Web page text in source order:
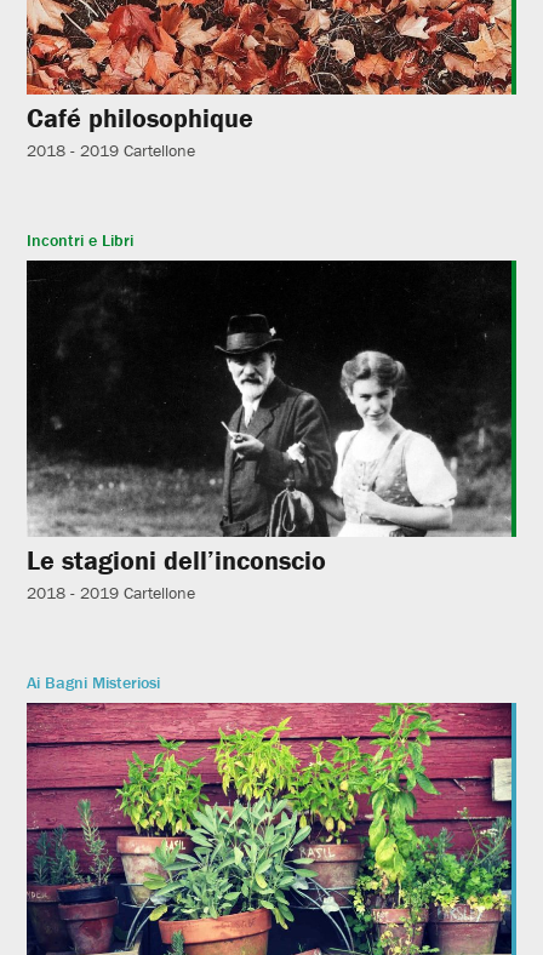
Café philosophique
2018 - 2019 Cartellone
Incontri e Libri
Le stagioni dell’inconscio
2018 - 2019 Cartellone
Ai Bagni Misteriosi